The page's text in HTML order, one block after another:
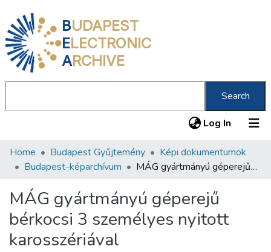
BUDAPEST
ELECTRONIC
ARCHIVE
Search
Log In (current)
Communities & Collections
Statistics
About us
Home Budapest Gyűjtemény
Képi dokumentumok
Budapest-képarchívum
MÁG gyártmányú géperejű bérkocsi 3 személyes nyitott karosszériával
MÁG gyártmányú géperejű
bérkocsi 3 személyes nyitott
karosszériával